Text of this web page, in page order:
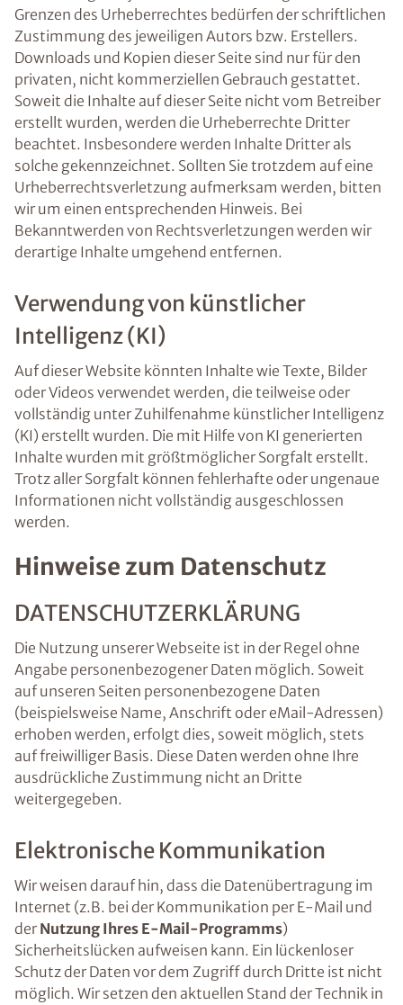
Grenzen des Urheberrechtes bedürfen der schriftlichen
Zustimmung des jeweiligen Autors bzw. Erstellers.
Downloads und Kopien dieser Seite sind nur für den
privaten, nicht kommerziellen Gebrauch gestattet.
Soweit die Inhalte auf dieser Seite nicht vom Betreiber
erstellt wurden, werden die Urheberrechte Dritter
beachtet. Insbesondere werden Inhalte Dritter als
solche gekennzeichnet. Sollten Sie trotzdem auf eine
Urheberrechtsverletzung aufmerksam werden, bitten
wir um einen entsprechenden Hinweis. Bei
Bekanntwerden von Rechtsverletzungen werden wir
derartige Inhalte umgehend entfernen.
Verwendung von künstlicher
Intelligenz (KI)
Auf dieser Website könnten Inhalte wie Texte, Bilder
oder Videos verwendet werden, die teilweise oder
vollständig unter Zuhilfenahme künstlicher Intelligenz
(KI) erstellt wurden. Die mit Hilfe von KI generierten
Inhalte wurden mit größtmöglicher Sorgfalt erstellt.
Trotz aller Sorgfalt können fehlerhafte oder ungenaue
Informationen nicht vollständig ausgeschlossen
werden.
Hinweise zum Datenschutz
DATENSCHUTZERKLÄRUNG
Die Nutzung unserer Webseite ist in der Regel ohne
Angabe personenbezogener Daten möglich. Soweit
auf unseren Seiten personenbezogene Daten
(beispielsweise Name, Anschrift oder eMail-Adressen)
erhoben werden, erfolgt dies, soweit möglich, stets
auf freiwilliger Basis. Diese Daten werden ohne Ihre
ausdrückliche Zustimmung nicht an Dritte
weitergegeben.
Elektronische Kommunikation
Wir weisen darauf hin, dass die Datenübertragung im
Internet (z.B. bei der Kommunikation per E-Mail und
der Nutzung Ihres E-Mail-Programms)
Sicherheitslücken aufweisen kann. Ein lückenloser
Schutz der Daten vor dem Zugriff durch Dritte ist nicht
möglich. Wir setzen den aktuellen Stand der Technik in